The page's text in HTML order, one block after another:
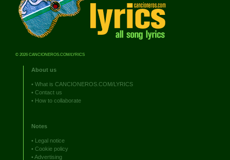
© 2026 CANCIONEROS.COM/LYRICS
About us
• What is CANCIONEROS.COM/LYRICS
• Contact us
• How to collaborate
Notes
•
Legal notice
• Cookie policy
•Advertising